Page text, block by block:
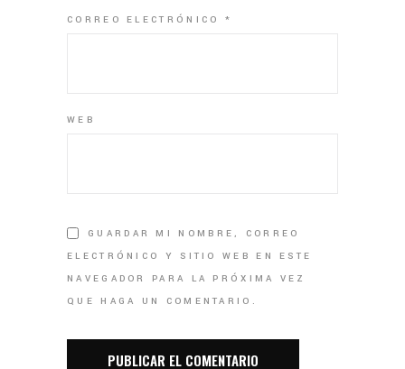
CORREO ELECTRÓNICO *
WEB
GUARDAR MI NOMBRE, CORREO
ELECTRÓNICO Y SITIO WEB EN ESTE
NAVEGADOR PARA LA PRÓXIMA VEZ
QUE HAGA UN COMENTARIO.